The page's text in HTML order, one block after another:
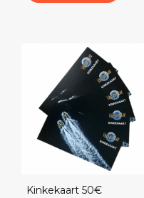
Kinkekaart 50€